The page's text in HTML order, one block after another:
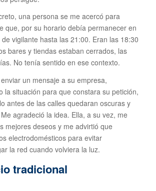
una persona se me acercó para
que, por su horario debía permanecer en
vigilante hasta las 21:00. Eran las 18:30
bares y tiendas estaban cerrados, las
No tenía sentido en ese contexto.
un mensaje a su empresa,
la situación para que constara su petición,
antes de las calles quedaran oscuras y
agradeció la idea. Ella, a su vez, me
mejores deseos y me advirtió que
electrodomésticos para evitar
la red cuando volviera la luz.
tradicional